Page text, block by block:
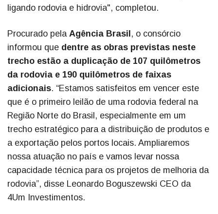
ligando rodovia e hidrovia", completou.
Procurado pela Agência Brasil, o consórcio
informou que dentre as obras previstas neste
trecho estão a duplicação de 107 quilômetros
da rodovia e 190 quilômetros de faixas
adicionais. “Estamos satisfeitos em vencer este
que é o primeiro leilão de uma rodovia federal na
Região Norte do Brasil, especialmente em um
trecho estratégico para a distribuição de produtos e
a exportação pelos portos locais. Ampliaremos
nossa atuação no país e vamos levar nossa
capacidade técnica para os projetos de melhoria da
rodovia”, disse Leonardo Boguszewski CEO da
4Um Investimentos.